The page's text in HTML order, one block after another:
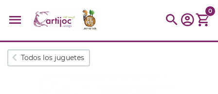
Búsquedas populares
0
Todos los juguetes